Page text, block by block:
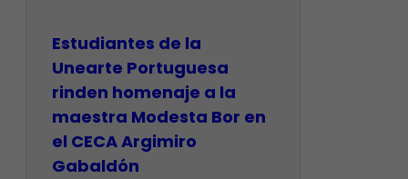
Estudiantes de la
Unearte Portuguesa
rinden homenaje a la
maestra Modesta Bor en
el CECA Argimiro
Gabaldón